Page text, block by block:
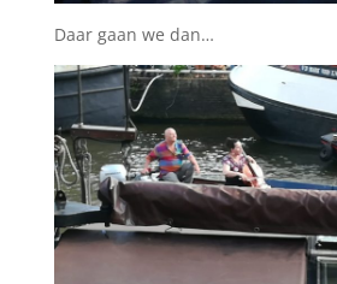
Daar gaan we dan…